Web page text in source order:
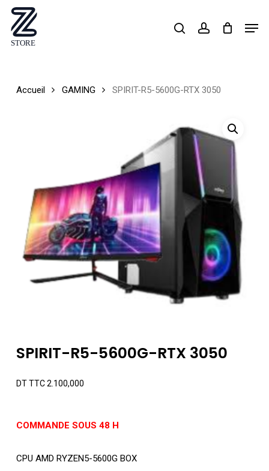
Skip
main
searchaccount
Accueil GAMING SPIRIT-R5-5600G-RTX 3050
SPIRIT-R5-5600G-RTX 3050
DT TTC2.100,000
COMMANDE SOUS 48 H
CPU AMD RYZEN5-5600G BOX